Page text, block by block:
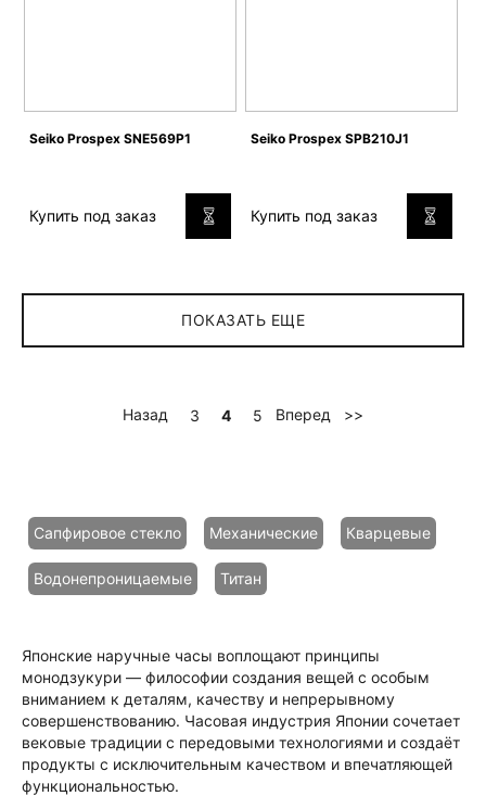
Seiko Prospex SNE569P1
Купить под заказ
Seiko Prospex SPB210J1
Купить под заказ
ПОКАЗАТЬ ЕЩЕ
Назад 3 4 5 Вперед >>
Сапфировое стекло Механические Кварцевые
Водонепроницаемые Титан
Японские наручные часы воплощают принципы
монодзукури — философии создания вещей с особым
вниманием к деталям, качеству и непрерывному
совершенствованию. Часовая индустрия Японии сочетает
вековые традиции с передовыми технологиями и создаёт
продукты с исключительным качеством и впечатляющей
функциональностью.